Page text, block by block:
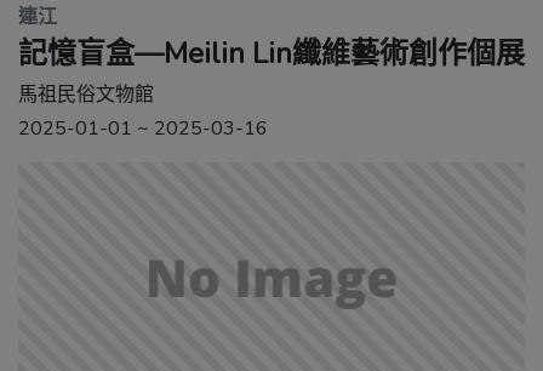
連江
記憶盲盒—Meilin Lin纖維藝術創作個展
馬祖民俗文物館
2025-01-01 ~ 2025-03-16